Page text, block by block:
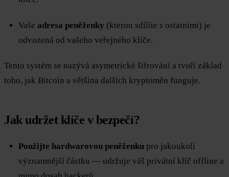
Vaše adresa peněženky (kterou sdílíte s ostatními) je
odvozená od vašeho veřejného klíče.
Tento systém se nazývá asymetrické šifrování a tvoří základ
toho, jak Bitcoin a většina dalších kryptoměn funguje.
Jak udržet klíče v bezpečí?
Použijte hardwarovou peněženkupro jakoukoli
významnější částku — udržuje váš privátní klíč offline a